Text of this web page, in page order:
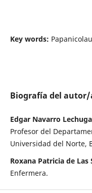
Key words:
Biografía del autor/
Edgar Navarro
Profesor del
Universidad del Norte,
Roxana Patricia de
Enfermera.